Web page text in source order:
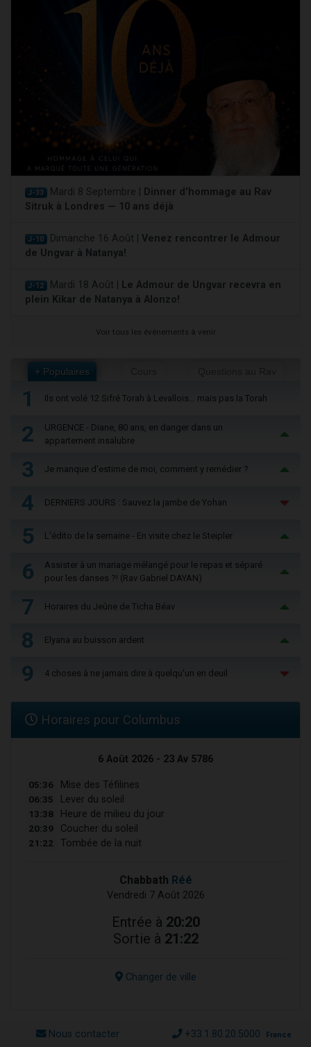
J-33 Mardi 8 Septembre |
Dinner d'hommage au Rav
Sitruk à Londres — 10 ans déjà
J-10 Dimanche 16 Août | Venez rencontrer le Admour
de Ungvar à Natanya!
J-12 Mardi 18 Août |
Le Admour de Ungvar recevra en
plein Kikar de Natanya à Alonzo!
Voir tous les événements à venir
+ Populaires
1 Ils ont volé 12 Sifré Torah à Levallois… mais pas la Torah
2
URGENCE - Diane, 80 ans, en danger dans un
appartement insalubre
3 Je manque d'estime de moi, comment y remédier ?
4 DERNIERS JOURS : Sauvez la jambe de Yohan
5 L'édito de la semaine - En visite chez le Steipler
6
Assister à un mariage mélangé pour le repas et séparé
pour les danses ?! (Rav Gabriel DAYAN)
7 Horaires du Jeûne de Ticha Béav
8 Elyana au buisson ardent
9 4 choses à ne jamais dire à quelqu'un en deuil
Horaires pour Columbus
6 Août 2026 - 23 Av 5786
05:36 Mise des Téfilines
06:35 Lever du soleil
13:38 Heure de milieu du jour
20:39 Coucher du soleil
21:22 Tombée de la nuit
Chabbath Réé
Vendredi 7 Août 2026
Entrée à 20:20
Sortie à 21:22
Changer de ville
Nous contacter +33.1.80.20.5000 France